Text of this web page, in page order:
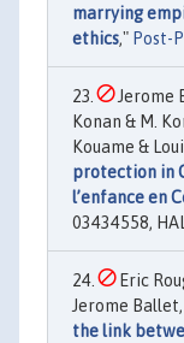
marrying
ethics," Post-
Jerome
Konan & M.
Kouame &
protection in
l’enfance en
03434558,
Eric
Jerome
the link